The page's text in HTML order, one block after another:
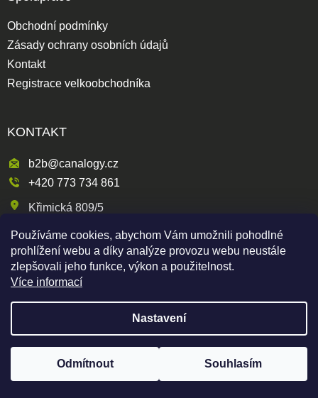
Používáme cookies, abychom Vám umožnili pohodlné
prohlížení webu a díky analýze provozu webu neustále
zlepšovali jeho funkce, výkon a použitelnost.
Více informací
Nastavení
Odmítnout Souhlasím
Obchodní podmínky
Zásady ochrany osobních údajů
Kontakt
Registrace velkoobchodníka
KONTAKT
b2b@canalogy.cz
+420 773 734 861
Křimická 809/5
318 00 Plzeň 3-Skvrňany
Česká republika
Shoptet | mime digital
Copyright 2026Canapuff Wholesale. Všechna práva
vyhrazena.